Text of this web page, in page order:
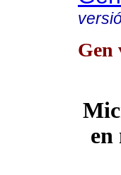
Gen
en